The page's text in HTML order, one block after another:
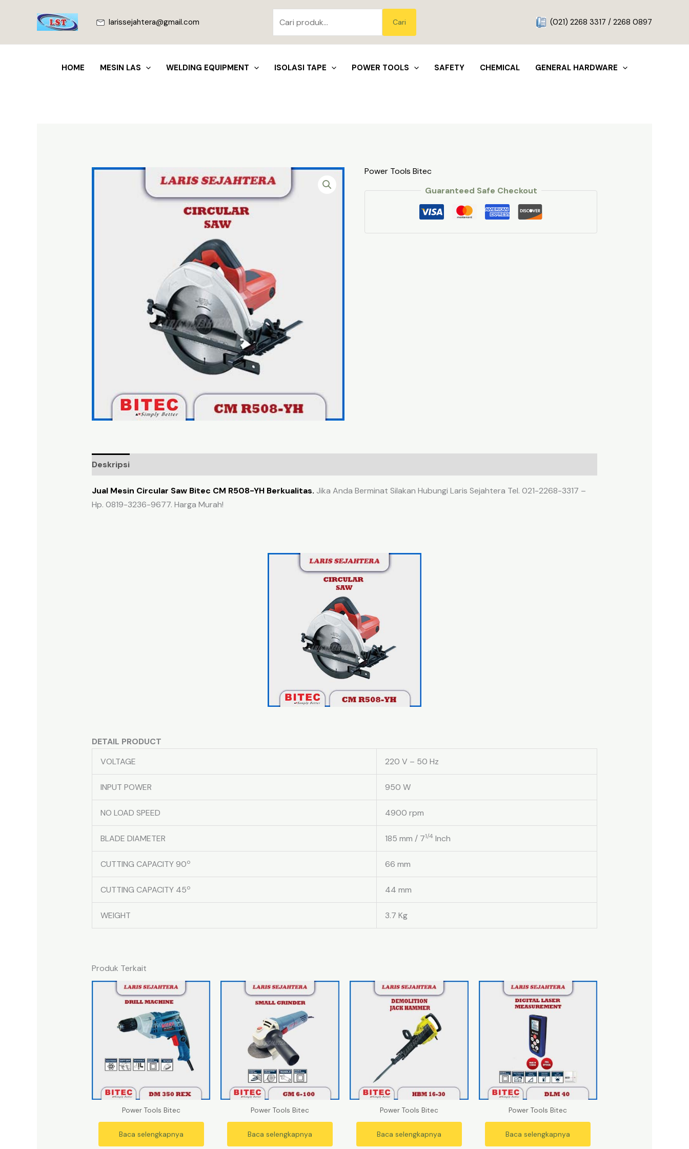
larissejahtera@gmail.com
untuk:
Cari (021) 2268 3317 / 2268 0897
HOME MESIN LAS WELDING EQUIPMENT ISOLASI TAPE POWER TOOLS SAFETY CHEMICAL GENERAL HARDWARE
Power Tools Bitec
Guaranteed Safe Checkout
Deskripsi
Jual Mesin Circular Saw Bitec CM R508-YH Berkualitas. Jika Anda Berminat Silakan Hubungi Laris Sejahtera Tel. 021-2268-3317 –
Hp. 0819-3236-9677. Harga Murah!
DETAIL PRODUCT
VOLTAGE
220 V – 50 Hz
INPUT POWER 950 W
NO LOAD SPEED 4900 rpm
BLADE DIAMETER 185 mm / 71/4 Inch
CUTTING CAPACITY 90o 66 mm
CUTTING CAPACITY 45o 44 mm
WEIGHT 3.7 Kg
Produk Terkait
Power Tools Bitec
Baca selengkapnya
Power Tools Bitec
Baca selengkapnya
Power Tools Bitec
Baca selengkapnya
Power Tools Bitec
Baca selengkapnya